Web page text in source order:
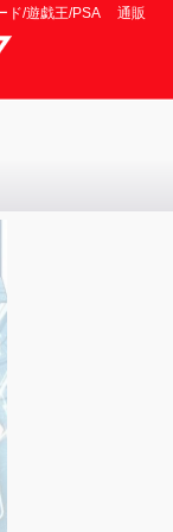
ド/遊戯王/PSA 通販